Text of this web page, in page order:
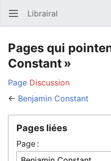
Ouvrir le menu principal Librairal
Pages qui
Constant »
Page Discussion
← Benjamin Constant
Pages liées
Page :